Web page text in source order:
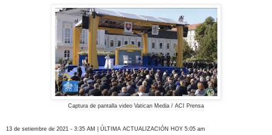
Captura de pantalla video Vatican Media / ACI Prensa
13 de setiembre de 2021 - 3:35 AM | ÚLTIMA ACTUALIZACIÓN HOY 5:05 am